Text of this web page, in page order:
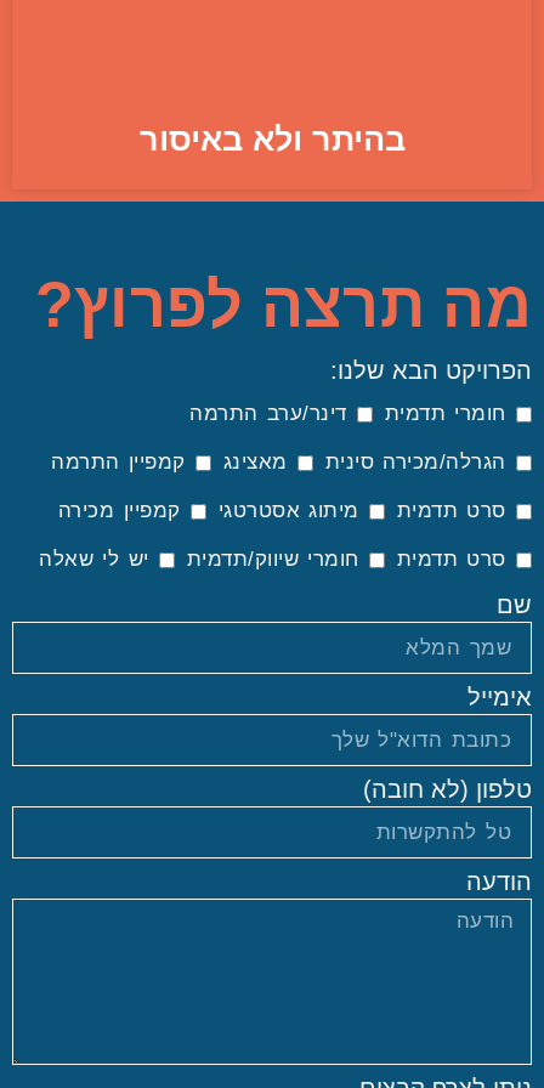
בהיתר ולא באיסור
מה תרצה לפרוץ?
הפרויקט הבא שלנו:
חומרי תדמית דינר/ערב התרמה
הגרלה/מכירה סינית מאצינג קמפיין התרמה
סרט תדמית מיתוג אסטרטגי קמפיין מכירה
סרט תדמית חומרי שיווק/תדמית יש לי שאלה
שם
אימייל
טלפון (לא חובה)
הודעה